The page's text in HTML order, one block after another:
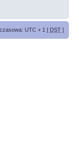
UTC + 1 [ DST ]